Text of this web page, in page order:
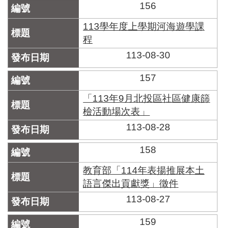
156
113學年度上學期河海遊學課
程
113-08-30
157
「113年9月北投區社區健康篩
檢活動場次表」
113-08-28
158
教育部「114年表揚推展本土
語言傑出貢獻獎」徵件
113-08-27
159